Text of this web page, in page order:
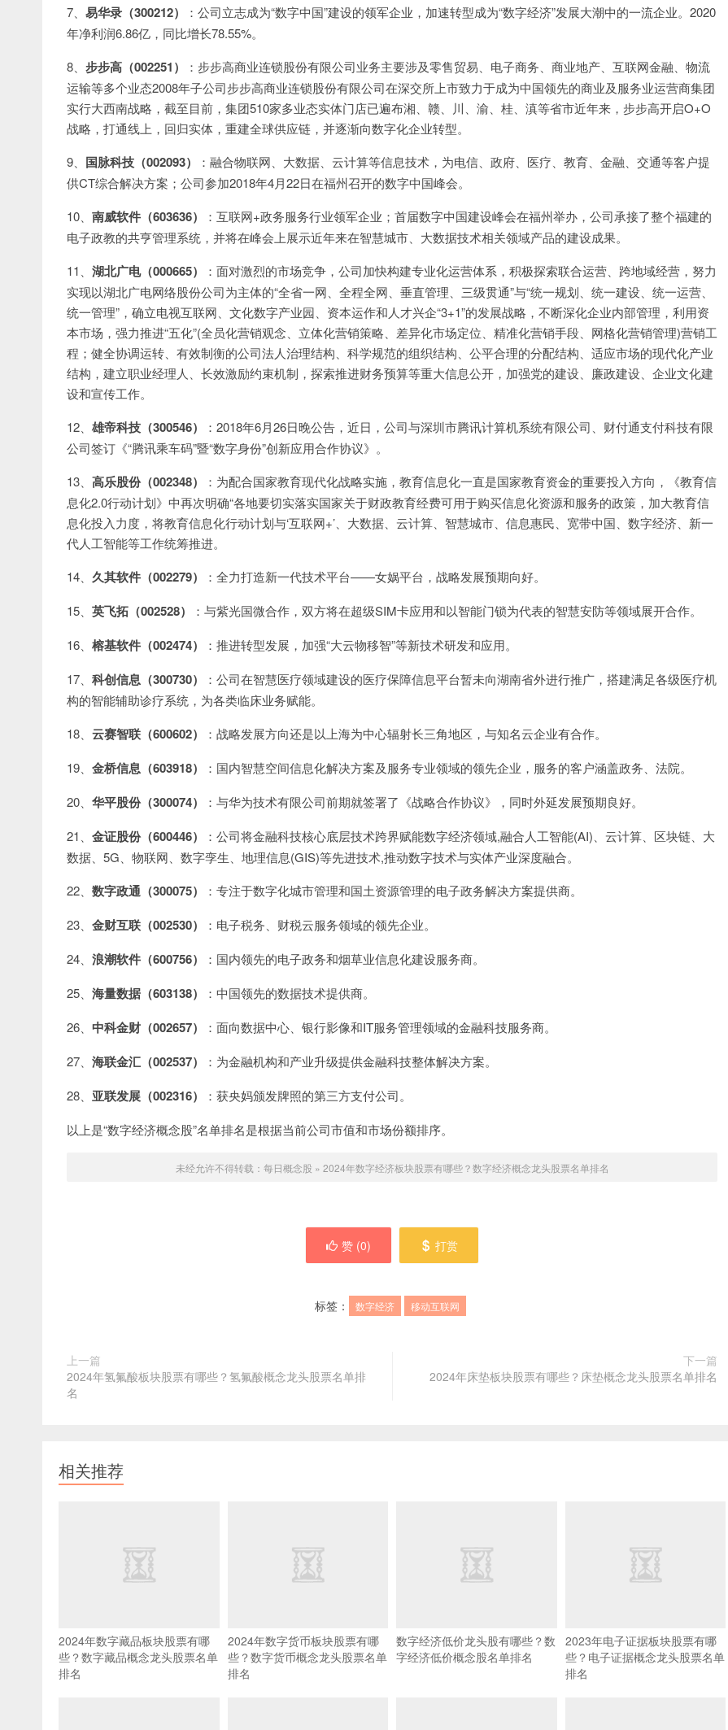
7、 易华录（300212）
：公司立志成为“数字中国”建设的领军企业，加速转型成为“数字经济”发展大潮中的一流企业。2020
年净利润6.86亿，同比增长78.55%。
8、 步步高（002251）
：步步高商业连锁股份有限公司业务主要涉及零售贸易、电子商务、商业地产、互联网金融、物流
运输等多个业态2008年子公司步步高商业连锁股份有限公司在深交所上市致力于成为中国领先的商业及服务业运营商集团
实行大西南战略，截至目前，集团510家多业态实体门店已遍布湘、赣、川、渝、桂、滇等省市近年来，步步高开启O+O
战略，打通线上，回归实体，重建全球供应链，并逐渐向数字化企业转型。
9、 国脉科技（002093）
：融合物联网、大数据、云计算等信息技术，为电信、政府、医疗、教育、金融、交通等客户提
供CT综合解决方案；公司参加2018年4月22日在福州召开的数字中国峰会。
10、 南威软件（603636）
：互联网+政务服务行业领军企业；首届数字中国建设峰会在福州举办，公司承接了整个福建的
电子政教的共亨管理系统，并将在峰会上展示近年来在智慧城市、大数据技术相关领域产品的建设成果。
11、 湖北广电（000665）
：面对激烈的市场竞争，公司加快构建专业化运营体系，积极探索联合运营、跨地域经营，努力
实现以湖北广电网络股份公司为主体的“全省一网、全程全网、垂直管理、三级贯通”与“统一规划、统一建设、统一运营、
统一管理”，确立电视互联网、文化数字产业园、资本运作和人才兴企“3+1”的发展战略，不断深化企业内部管理，利用资
本市场，强力推进“五化”(全员化营销观念、立体化营销策略、差异化市场定位、精准化营销手段、网格化营销管理)营销工
程；健全协调运转、有效制衡的公司法人治理结构、科学规范的组织结构、公平合理的分配结构、适应市场的现代化产业
结构，建立职业经理人、长效激励约束机制，探索推进财务预算等重大信息公开，加强党的建设、廉政建设、企业文化建
设和宣传工作。
12、 雄帝科技（300546）
：2018年6月26日晚公告，近日，公司与深圳市腾讯计算机系统有限公司、财付通支付科技有限
公司签订《“腾讯乘车码”暨“数字身份”创新应用合作协议》。
13、 高乐股份（002348）
：为配合国家教育现代化战略实施，教育信息化一直是国家教育资金的重要投入方向，《教育信
息化2.0行动计划》中再次明确“各地要切实落实国家关于财政教育经费可用于购买信息化资源和服务的政策，加大教育信
息化投入力度，将教育信息化行动计划与‘互联网+’、大数据、云计算、智慧城市、信息惠民、宽带中国、数字经济、新一
代人工智能等工作统筹推进。
14、 久其软件（002279）
：全力打造新一代技术平台——女娲平台，战略发展预期向好。
15、 英飞拓（002528）
：与紫光国微合作，双方将在超级SIM卡应用和以智能门锁为代表的智慧安防等领域展开合作。
16、 榕基软件（002474）
：推进转型发展，加强“大云物移智”等新技术研发和应用。
17、 科创信息（300730）
：公司在智慧医疗领域建设的医疗保障信息平台暂未向湖南省外进行推广，搭建满足各级医疗机
构的智能辅助诊疗系统，为各类临床业务赋能。
18、 云赛智联（600602）
：战略发展方向还是以上海为中心辐射长三角地区，与知名云企业有合作。
19、 金桥信息（603918）
：国内智慧空间信息化解决方案及服务专业领域的领先企业，服务的客户涵盖政务、法院。
20、 华平股份（300074）
：与华为技术有限公司前期就签署了《战略合作协议》，同时外延发展预期良好。
21、 金证股份（600446）
：公司将金融科技核心底层技术跨界赋能数字经济领域,融合人工智能(AI)、云计算、区块链、大
数据、5G、物联网、数字孪生、地理信息(GIS)等先进技术,推动数字技术与实体产业深度融合。
22、 数字政通（300075）
：专注于数字化城市管理和国土资源管理的电子政务解决方案提供商。
23、 金财互联（002530）
：电子税务、财税云服务领域的领先企业。
24、 浪潮软件（600756）
：国内领先的电子政务和烟草业信息化建设服务商。
25、 海量数据（603138）
：中国领先的数据技术提供商。
26、 中科金财（002657）
：面向数据中心、银行影像和IT服务管理领域的金融科技服务商。
27、 海联金汇（002537）
：为金融机构和产业升级提供金融科技整体解决方案。
28、 亚联发展（002316）
：获央妈颁发牌照的第三方支付公司。
以上是“数字经济概念股”名单排名是根据当前公司市值和市场份额排序。
未经允许不得转载： 每日概念股 » 2024年数字经济板块股票有哪些？数字经济概念龙头股票名单排名
赞 (0) 打赏
标签： 数字经济 移动互联网
上一篇
2024年氢氟酸板块股票有哪些？氢氟酸概念龙头股票名单排
名
下一篇
2024年床垫板块股票有哪些？床垫概念龙头股票名单排名
相关推荐
2024年数字藏品板块股票有哪
些？数字藏品概念龙头股票名单
排名
2024年数字货币板块股票有哪
些？数字货币概念龙头股票名单
排名
数字经济低价龙头股有哪些？数
字经济低价概念股名单排名
2023年电子证据板块股票有哪
些？电子证据概念龙头股票名单
排名